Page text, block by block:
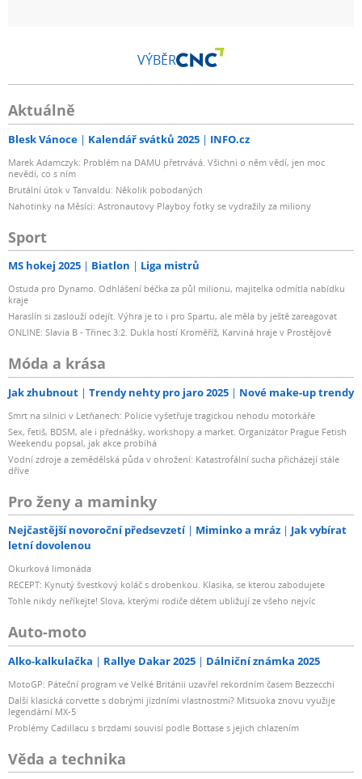
VÝBĚR
Aktuálně
Blesk Vánoce Kalendář svátků 2025 INFO.cz
Marek Adamczyk: Problém na DAMU přetrvává. Všichni o něm vědí, jen moc
nevědí, co s ním
Brutální útok v Tanvaldu: Několik pobodaných
Nahotinky na Měsíci: Astronautovy Playboy fotky se vydražily za miliony
Sport
MS hokej 2025 Biatlon Liga mistrů
Ostuda pro Dynamo. Odhlášení béčka za půl milionu, majitelka odmítla nabídku
kraje
Haraslín si zaslouží odejít. Výhra je to i pro Spartu, ale měla by ještě zareagovat
ONLINE: Slavia B - Třinec 3:2. Dukla hostí Kroměříž, Karviná hraje v Prostějově
Móda a krása
Jak zhubnout Trendy nehty pro jaro 2025 Nové make-up trendy
Smrt na silnici v Letňanech: Policie vyšetřuje tragickou nehodu motorkáře
Sex, fetiš, BDSM, ale i přednášky, workshopy a market. Organizátor Prague Fetish
Weekendu popsal, jak akce probíhá
Vodní zdroje a zemědělská půda v ohrožení: Katastrofální sucha přicházejí stále
dříve
Pro ženy a maminky
Nejčastější novoroční předsevzetí Miminko a mráz
Jak vybírat
letní dovolenou
Okurková limonáda
RECEPT: Kynutý švestkový koláč s drobenkou. Klasika, se kterou zabodujete
Tohle nikdy neříkejte! Slova, kterými rodiče dětem ubližují ze všeho nejvíc
Auto-moto
Alko-kalkulačka Rallye Dakar 2025 Dálniční známka 2025
MotoGP: Páteční program ve Velké Británii uzavřel rekordním časem Bezzecchi
Další klasická corvette s dobrými jízdními vlastnostmi? Mitsuoka znovu využije
legendární MX-5
Problémy Cadillacu s brzdami souvisí podle Bottase s jejich chlazením
Věda a technika